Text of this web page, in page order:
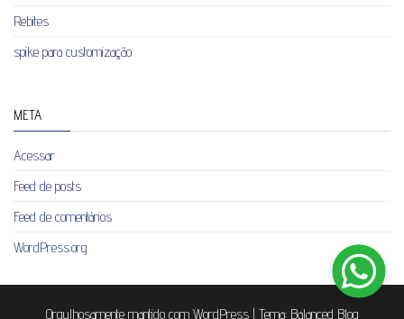
Rebites
spike para customização
META
Acessar
Feed de posts
Feed de comentários
WordPress.org
Orgulhosamente mantido com WordPress | Tema: Balanced Blog